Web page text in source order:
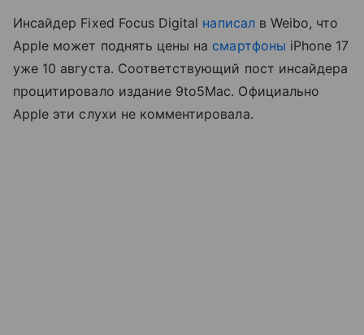
Инсайдер Fixed Focus Digital написалв Weibo, что
Apple может поднять цены на смартфоны iPhone 17
уже 10 августа. Соответствующий пост инсайдера
процитировало издание 9to5Mac. Официально
Apple эти слухи не комментировала.